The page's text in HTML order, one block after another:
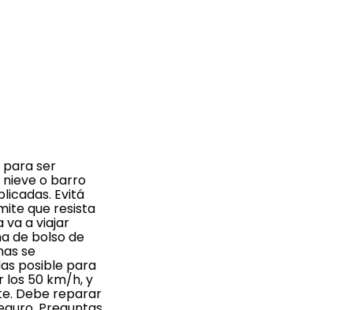
para ser
o barro
Evitá
que resista
va a viajar
de bolso de
se
posible para
los 50 km/h, y
Debe reparar